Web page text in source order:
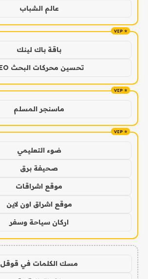
عالم الشباب
باقة باك لينك
تحسين محركات البحث SEO
ماسنجر المسلم
ضوء التعليمي
صحيفة برق
موقع اشراقات
موقع اشراق اون لاين
اركان سياحة وسفر
مسك الكلمات في قوقل